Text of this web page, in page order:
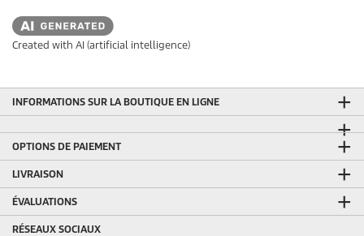
Created with AI (artificial intelligence)
INFORMATIONS SUR LA BOUTIQUE EN LIGNE
OPTIONS DE PAIEMENT
LIVRAISON
ÉVALUATIONS
RÉSEAUX SOCIAUX